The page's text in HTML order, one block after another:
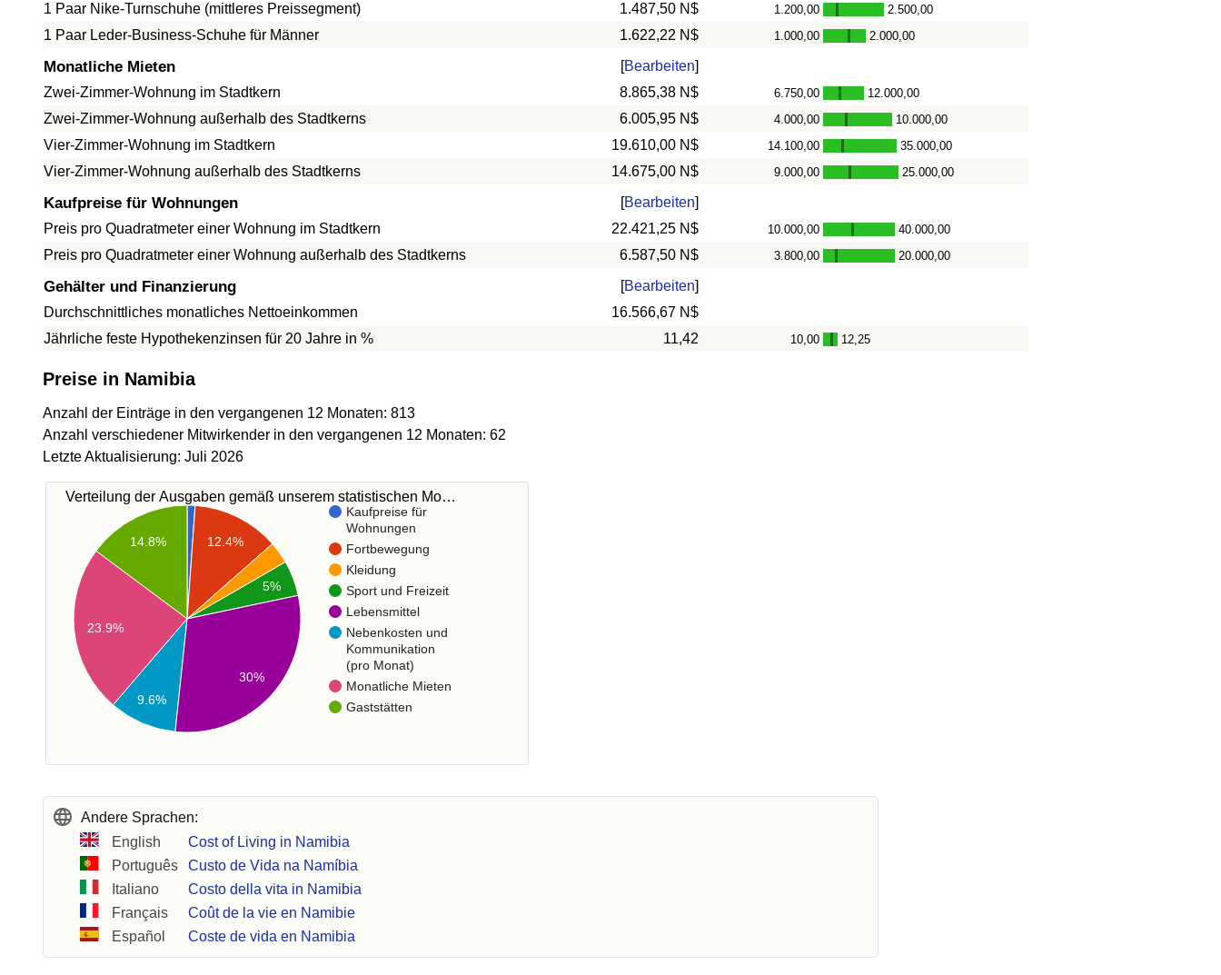
1 Paar Nike-Turnschuhe (mittleres Preissegment) 1.487,50 N$ 1.200,00 - 2.500,00
1 Paar Leder-Business-Schuhe für Männer 1.622,22 N$ 1.000,00 - 2.000,00
Monatliche Mieten [Bearbeiten]
Zwei-Zimmer-Wohnung im Stadtkern
8.865,38 N$ 6.750,00 - 12.000,00
Zwei-Zimmer-Wohnung außerhalb des Stadtkerns 6.005,95 N$ 4.000,00 - 10.000,00
Vier-Zimmer-Wohnung im Stadtkern 19.610,00 N$ 14.100,00 - 35.000,00
Vier-Zimmer-Wohnung außerhalb des Stadtkerns 14.675,00 N$ 9.000,00 - 25.000,00
Kaufpreise für Wohnungen [Bearbeiten]
Preis pro Quadratmeter einer Wohnung im Stadtkern
22.421,25 N$ 10.000,00 - 40.000,00
Preis pro Quadratmeter einer Wohnung außerhalb des Stadtkerns 6.587,50 N$ 3.800,00 - 20.000,00
Gehälter und Finanzierung [Bearbeiten]
Durchschnittliches monatliches Nettoeinkommen
16.566,67 N$
Jährliche feste Hypothekenzinsen für 20 Jahre in %
11,42 10,00 - 12,25
Preise in Namibia
Anzahl der Einträge in den vergangenen 12 Monaten: 813
Anzahl verschiedener Mitwirkender in den vergangenen 12 Monaten: 62
Letzte Aktualisierung: Juli 2026
Verteilung der Ausgaben gemäß unserem statistischen Mo…
Kaufpreise für
Wohnungen
Fortbewegung
Kleidung
Sport und Freizeit
Lebensmittel
Nebenkosten und
Kommunikation
(pro Monat)
Monatliche Mieten
Gaststätten
12.4%
5%
14.8%
23.9%
9.6%
30%
Andere Sprachen:
English
Cost of Living in Namibia
Português
Custo de Vida na Namíbia
Italiano
Costo della vita in Namibia
Français
Coût de la vie en Namibie
Español
Coste de vida en Namibia